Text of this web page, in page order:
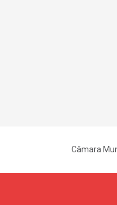
Câmara